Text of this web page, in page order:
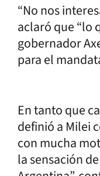
“No nos
aclaró que “lo
gobernador
para el
En tanto que
definió a Milei
con mucha
la sensación